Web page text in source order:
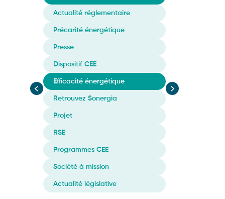
Actualité réglementaire
Précarité énergétique
Presse
Dispositif CEE
Efficacité énergétique
Retrouvez Sonergia
Projet
RSE
Programmes CEE
Société à mission
Actualité législative